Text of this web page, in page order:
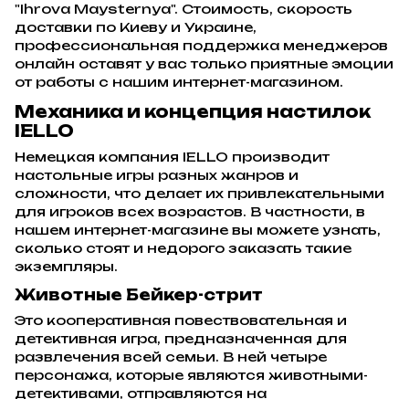
"Ihrova Maysternya". Стоимость, скорость
доставки по Киеву и Украине,
профессиональная поддержка менеджеров
онлайн оставят у вас только приятные эмоции
от работы с нашим интернет-магазином.
Механика и концепция настилок
IELLO
Немецкая компания IELLO производит
настольные игры разных жанров и
сложности, что делает их привлекательными
для игроков всех возрастов. В частности, в
нашем интернет-магазине вы можете узнать,
сколько стоят и недорого заказать такие
экземпляры.
Животные Бейкер-стрит
Это кооперативная повествовательная и
детективная игра, предназначенная для
развлечения всей семьи. В ней четыре
персонажа, которые являются животными-
детективами, отправляются на